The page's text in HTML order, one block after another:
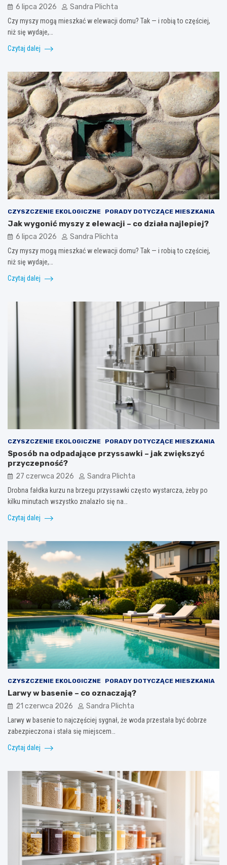
6 lipca 2026 Sandra Plichta
Czy myszy mogą mieszkać w elewacji domu? Tak — i robią to częściej,
niż się wydaje,…
Czytaj dalej
CZYSZCZENIE EKOLOGICZNE PORADY DOTYCZĄCE MIESZKANIA
Jak wygonić myszy z elewacji – co działa najlepiej?
6 lipca 2026 Sandra Plichta
Czy myszy mogą mieszkać w elewacji domu? Tak — i robią to częściej,
niż się wydaje,…
Czytaj dalej
CZYSZCZENIE EKOLOGICZNE PORADY DOTYCZĄCE MIESZKANIA
Sposób na odpadające przyssawki – jak zwiększyć
przyczepność?
27 czerwca 2026 Sandra Plichta
Drobna fałdka kurzu na brzegu przyssawki często wystarcza, żeby po
kilku minutach wszystko znalazło się na…
Czytaj dalej
CZYSZCZENIE EKOLOGICZNE PORADY DOTYCZĄCE MIESZKANIA
Larwy w basenie – co oznaczają?
21 czerwca 2026 Sandra Plichta
Larwy w basenie to najczęściej sygnał, że woda przestała być dobrze
zabezpieczona i stała się miejscem…
Czytaj dalej